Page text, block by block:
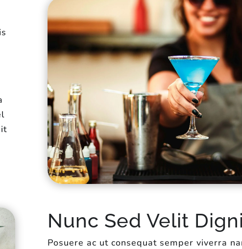
Nunc Sed Velit
Posuere ac ut consequat semper viverra